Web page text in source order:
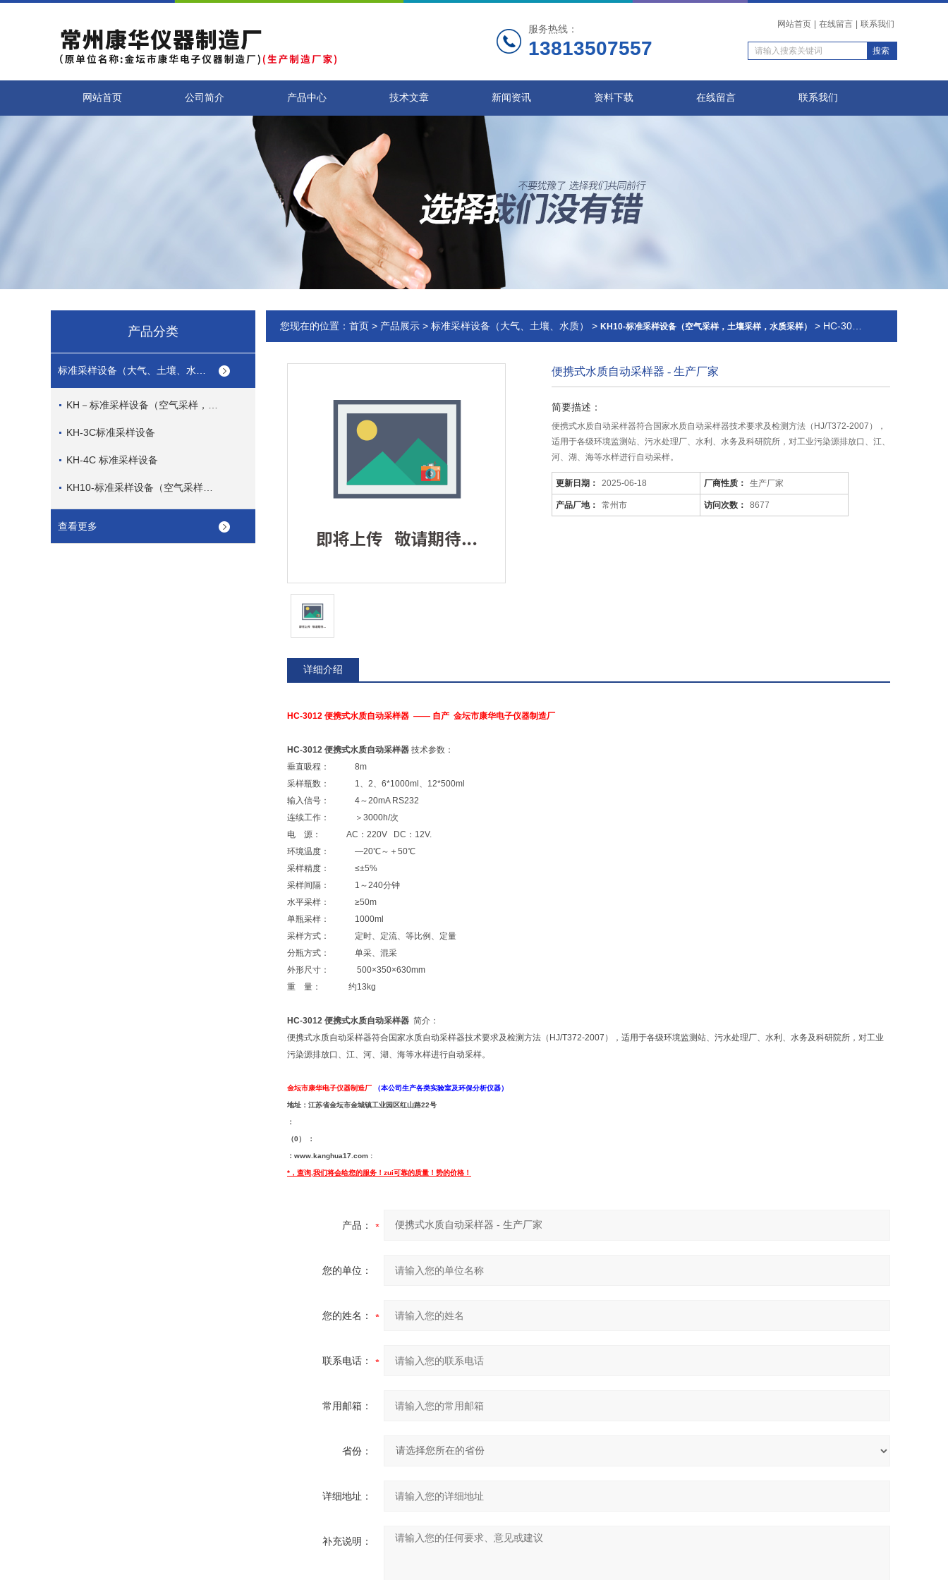
服务热线：
13813507557
网站首页 在线留言 联系我们
网站首页 公司简介 产品中心 技术文章 新闻资讯 资料下载 在线留言 联系我们
产品分类
KH-3C标准采样设备
KH-4C 标准采样设备
查看更多
您现在的位置： 首页 > 产品展示 > 标准采样设备（大气、土壤、水质） > KH10-标准采样设备（空气采样，土壤采样，水质采样） > HC-3012 便携式水质自动采样器 - 生产厂家
便携式水质自动采样器 - 生产厂家
简要描述：
便携式水质自动采样器符合国家水质自动采样器技术要求及检测方法（HJ/T372-2007），
适用于各级环境监测站、污水处理厂、水利、水务及科研院所，对工业污染源排放口、江、
河、湖、海等水样进行自动采样。
更新日期： 2025-06-18 厂商性质： 生产厂家
产品厂地： 常州市 访问次数： 8677
详细介绍
HC-3012 便携式水质自动采样器 —— 自产 金坛市康华电子仪器制造厂
HC-3012 便携式水质自动采样器 技术参数：
垂直吸程： 8m
采样瓶数： 1、2、6*1000ml、12*500ml
输入信号： 4～20mA RS232
连续工作： ＞3000h/次
电 源： AC：220V DC：12V.
环境温度： —20℃～＋50℃
采样精度： ≤±5%
采样间隔： 1～240分钟
水平采样： ≥50m
单瓶采样： 1000ml
采样方式： 定时、定流、等比例、定量
分瓶方式： 单采、混采
外形尺寸： 500×350×630mm
重 量： 约13kg
HC-3012 便携式水质自动采样器 简介：
便携式水质自动采样器符合国家水质自动采样器技术要求及检测方法（HJ/T372-2007），适用于各级环境监测站、污水处理厂、水利、水务及科研院所，对工业
污染源排放口、江、河、湖、海等水样进行自动采样。
金坛市康华电子仪器制造厂 （本公司生产各类实验室及环保分析仪器）
地址：江苏省金坛市金城镇工业园区红山路22号
：
（0） ：
： www.kanghua17.com :
*，查询,我们将会给您的服务！zui可靠的质量！势的价格！
产品：
您的单位：
您的姓名：
联系电话：
常用邮箱：
省份：
详细地址：
补充说明：